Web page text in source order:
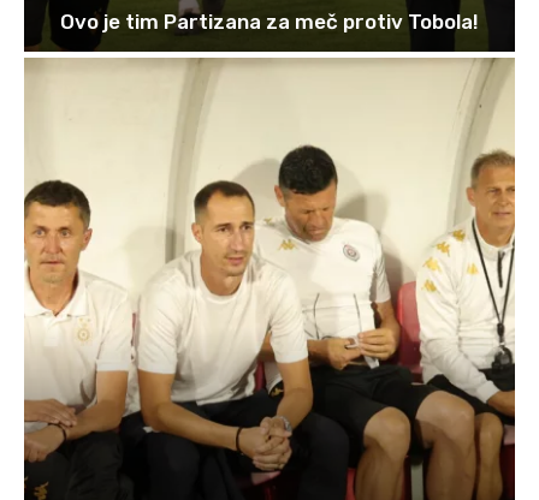
Ovo je tim Partizana za meč protiv Tobola!